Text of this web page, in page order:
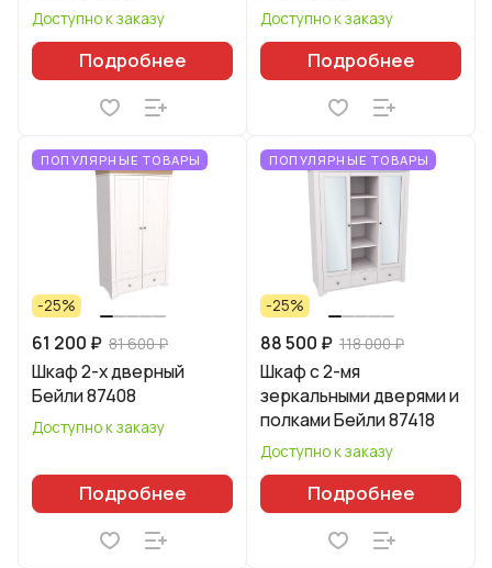
Доступно к заказу
Подробнее
Доступно к заказу
Подробнее
ПОПУЛЯРНЫЕ ТОВАРЫ
-25%
61 200 ₽ 81 600 ₽
Шкаф 2-х дверный
Бейли 87408
Доступно к заказу
Подробнее
ПОПУЛЯРНЫЕ ТОВАРЫ
-25%
88 500 ₽ 118 000 ₽
Шкаф с 2-мя
зеркальными дверями и
полками Бейли 87418
Доступно к заказу
Подробнее